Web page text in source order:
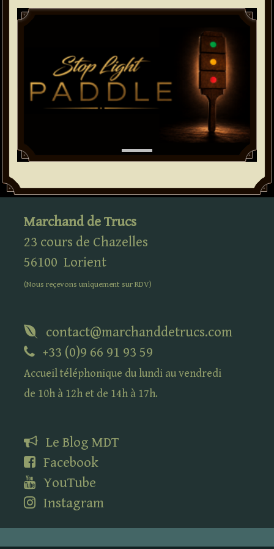
Paddle
Marchand de Trucs
23 cours de Chazelles
56100 Lorient
(Nous reçevons uniquement surRDV)
contact@marchanddetrucs.com
+33 (0)9 66 91 93 59
Accueil téléphonique du lundi au vendredi
de 10h à 12h et de 14h à 17h.
Le Blog MDT
Facebook
YouTube
Instagram